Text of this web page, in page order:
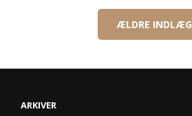
ÆLDRE INDLÆG
ARKIVER